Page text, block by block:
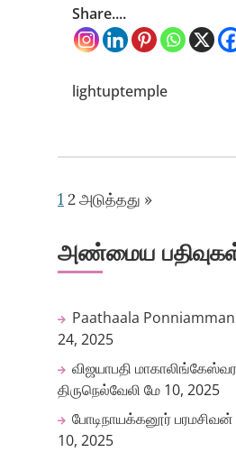
Share....
lightuptemple
1 2அடுத்தது »
அண்மைய
Paathaala
24, 2025
விஜயாபதி
திருநெல்வேலி மே 10, 2025
போடிநாயக்கனூர்
10, 2025